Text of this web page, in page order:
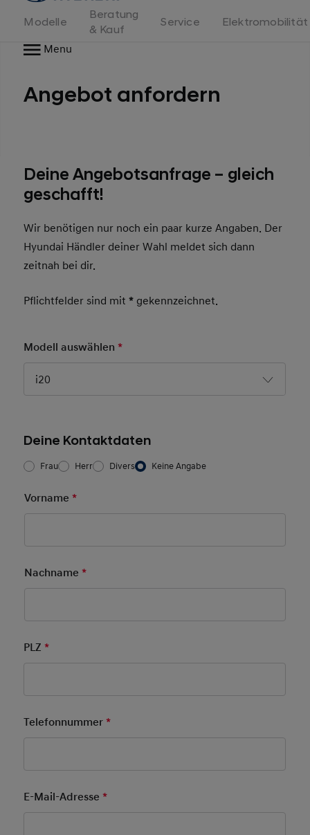
Modelle
Beratung
& Kauf
Service
Elektromobilität
Menu
Angebot anfordern
Deine Angebotsanfrage – gleich
geschafft!
Wir benötigen nur noch ein paar kurze Angaben. Der
Hyundai Händler deiner Wahl meldet sich dann
zeitnah bei dir.
Pflichtfelder sind mit* gekennzeichnet.
Modell auswählen*
i20
Deine Kontaktdaten
Frau/Herr *
Frau Herr Divers Keine Angabe
Vorname *Pflichtfeld
Nachname *Pflichtfeld
PLZ*
Telefonnummer*
E-Mail-Adresse*